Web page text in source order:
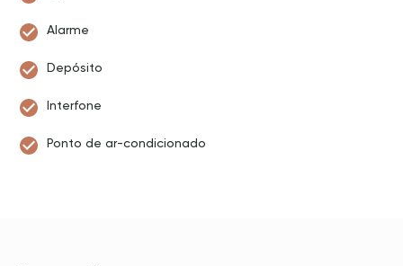
Alarme
Depósito
Interfone
Ponto de ar-condicionado